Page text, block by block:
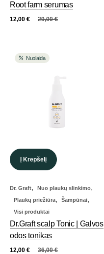
Root farm serumas
29,00€
12,00 €
Nuolaida
Į Krepšelį
Dr. Graft, Nuo plaukų slinkimo,
Plaukų priežiūra, Šampūnai,
Visi produktai
Dr.Graft scalp Tonic | Galvos
odos tonikas
36,00€
12,00 €